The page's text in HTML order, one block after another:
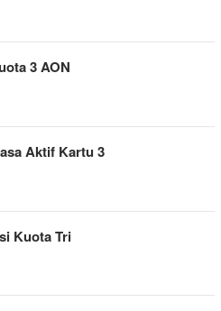
3 AON
Aktif Kartu 3
Kuota Tri